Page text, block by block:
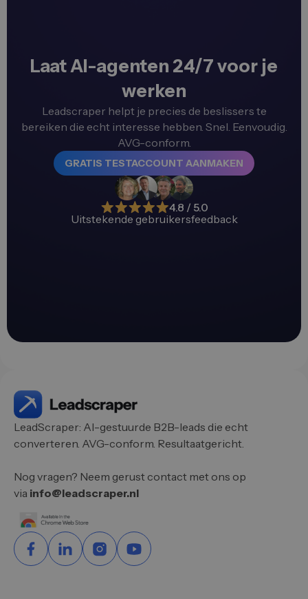
Laat AI-agenten 24/7 voor je
werken
Leadscraper helpt je precies de beslissers te
bereiken die echt interesse hebben. Snel. Eenvoudig.
AVG-conform.
GRATIS TESTACCOUNT AANMAKEN
4.8 / 5.0
Uitstekende gebruikersfeedback
LeadScraper: AI-gestuurde B2B-leads die echt
converteren. AVG-conform. Resultaatgericht.
Nog vragen? Neem gerust contact met ons op
via info@leadscraper.nl